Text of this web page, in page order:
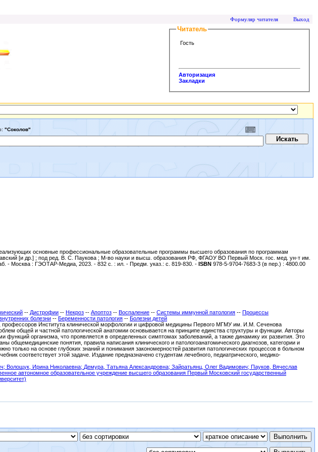
Формуляр читателя Выход
Читатель
Гость
Авторизация
Закладки
"Соколов"
основные профессиональные образовательные программы высшего образования по программам
[и др.] ; под ред. В. С. Паукова ; М-во науки и высш. образования РФ, ФГАОУ ВО Первый Моск. гос. мед. ун-т им.
- Москва : ГЭОТАР-Медиа, 2023. - 832 с. : ил. - Предм. указ.: с. 819-830. - ISBN 978-5-9704-7683-3 (в пер.) : 4800.00
-- Дистрофии -- Некроз -- Апоптоз -- Воспаление -- Системы иммунной патология -- Процессы
болезни -- Беременности патология -- Болезни детей
профессоров Института клинической морфологии и цифровой медицины Первого МГМУ им. И.М. Сеченова
общей и частной патологической анатомии основывается на принципе единства структуры и функции. Авторы
функций организма, что проявляется в определенных симптомах заболеваний, а также динамику их развития. Это
общемедицинские понятия, правила написания клинического и патологоанатомического диагнозов, категории и
только на основе глубоких знаний и понимания закономерностей развития патологических процессов в больном
соответствует этой задаче. Издание предназначено студентам лечебного, педиатрического, медико-
Волощук, Ирина Николаевна; Демура, Татьяна Александровна; Зайратьянц, Олег Вадимович; Пауков, Вячеслав
автономное образовательное учреждение высшего образования Первый Московский государственный